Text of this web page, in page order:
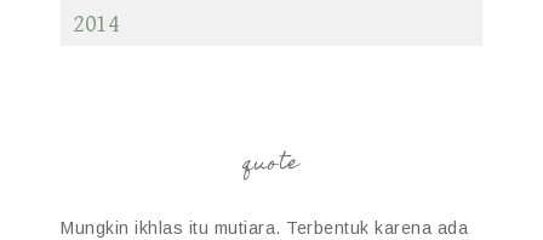
2014
quote
Mungkin ikhlas itu mutiara. Terbentuk karena ada